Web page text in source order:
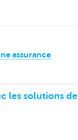
assurance
les solutions de